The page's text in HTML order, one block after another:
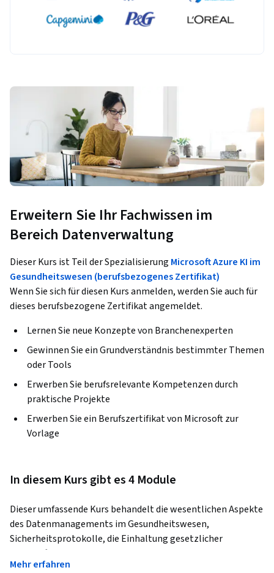
Erweitern Sie Ihr Fachwissen im
Bereich Datenverwaltung
Dieser Kurs ist Teil der Spezialisierung Microsoft Azure KI im
Gesundheitswesen (berufsbezogenes Zertifikat)
Wenn Sie sich für diesen Kurs anmelden, werden Sie auch für
dieses berufsbezogene Zertifikat angemeldet.
Lernen Sie neue Konzepte von Branchenexperten
Gewinnen Sie ein Grundverständnis bestimmter Themen
oder Tools
Erwerben Sie berufsrelevante Kompetenzen durch
praktische Projekte
Erwerben Sie ein Berufszertifikat von Microsoft zur
Vorlage
In diesem Kurs gibt es 4 Module
Dieser umfassende Kurs behandelt die wesentlichen Aspekte
des Datenmanagements im Gesundheitswesen,
Sicherheitsprotokolle, die Einhaltung gesetzlicher
Vorschriften sowie Governance-Rahmenwerke. Die
Teilnehmer sammeln praktische Erfahrungen mit Azure
Mehr erfahren